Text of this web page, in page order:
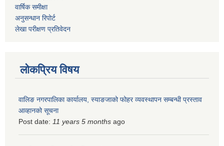
वार्षिक समीक्षा
अनुसन्धान रिपोर्ट
लेखा परीक्षण प्रतिवेदन
लोकप्रिय विषय
वालिङ नगरपालिका कार्यालय, स्याङजाको फोहर व्यवस्थापन सम्बन्धी प्रस्ताव
आव्हानको सूचना
Post date: 11 years 5 months ago